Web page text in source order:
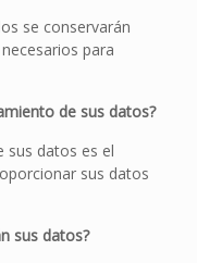
se conservarán
para
de sus datos?
sus datos es el
sus datos
sus datos?